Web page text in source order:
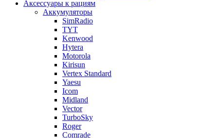
Аксессуары к рациям
Аккумуляторы
SimRadio
TYT
Kenwood
Hytera
Motorola
Kirisun
Vertex Standard
Yaesu
Icom
Midland
Vector
TurboSky
Roger
Comrade